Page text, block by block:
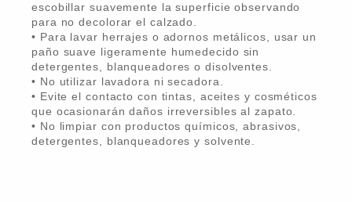
escobillar suavemente la superficie observando
para no decolorar el calzado.
• Para lavar herrajes o adornos metálicos, usar un
paño suave ligeramente humedecido sin
detergentes, blanqueadores o disolventes.
• No utilizar lavadora ni secadora.
• Evite el contacto con tintas, aceites y cosméticos
que ocasionarán daños irreversibles al zapato.
• No limpiar con productos químicos, abrasivos,
detergentes, blanqueadores y solvente.